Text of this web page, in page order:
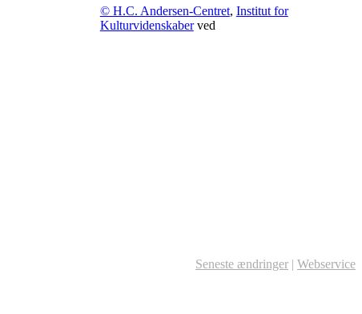
© H.C. Andersen-Centret, Institut for
Kulturvidenskaberved
Seneste ændringer | Webservice